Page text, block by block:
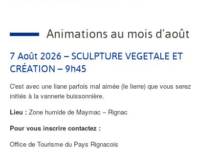
Animations au mois d'août
7 Août 2026 – SCULPTURE VEGETALE ET
CRÉATION – 9h45
C'est avec une liane parfois mal aimée (le lierre) que vous serez
initiés à la vannerie buissonnière.
Lieu : Zone humide de Maymac – Rignac
Pour vous inscrire contactez :
Office de Tourisme du Pays Rignacois